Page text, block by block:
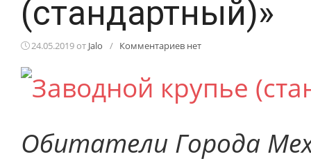
(стандартный)»
24.05.2019от Jalo / Комментариев нет
Обитатели Города